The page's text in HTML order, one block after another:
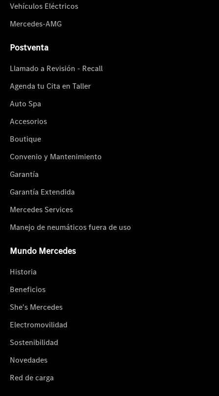
Vehículos Eléctricos
Mercedes-AMG
Postventa
Llamado a Revisión - Recall
Agenda tu Cita en Taller
Auto Spa
Accesorios
Boutique
Convenio y Mantenimiento
Garantía
Garantía Extendida
Mercedes Services
Manejo de neumáticos fuera de uso
Mundo Mercedes
Historia
Beneficios
She's Mercedes
Electromovilidad
Sostenibilidad
Novedades
Red de carga